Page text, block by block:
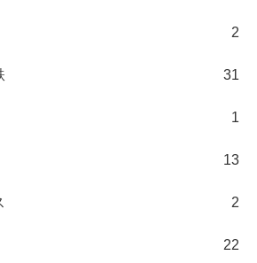
2
31
1
13
2
22